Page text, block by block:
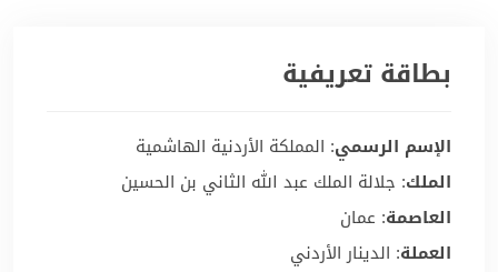
بطاقة تعريفية
الإسم الرسمي: المملكة الأردنية الهاشمية
الملك: جلالة الملك عبد الله الثاني بن الحسين
العاصمة: عمان
العملة: الدينار الأردني